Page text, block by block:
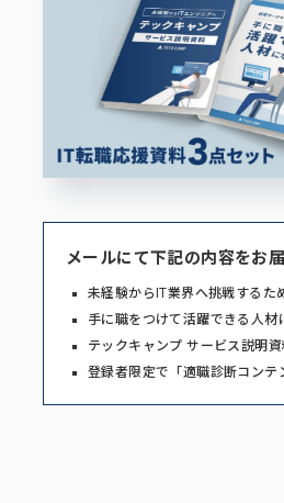
メールにて下記の内容をお
未経験からIT業界へ挑戦するた
手に職をつけて活躍できる人材
テックキャンプ サービス説明資
登録者限定で「適職診断コンテ